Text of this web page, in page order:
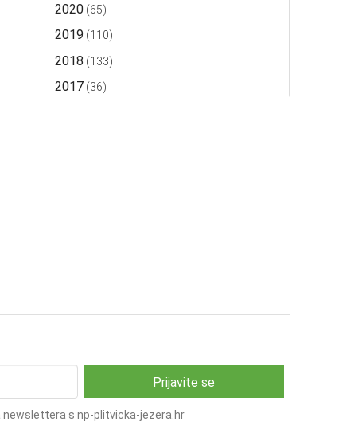
2020 (65)
2019 (110)
2018 (133)
2017 (36)
newslettera s np-plitvicka-jezera.hr